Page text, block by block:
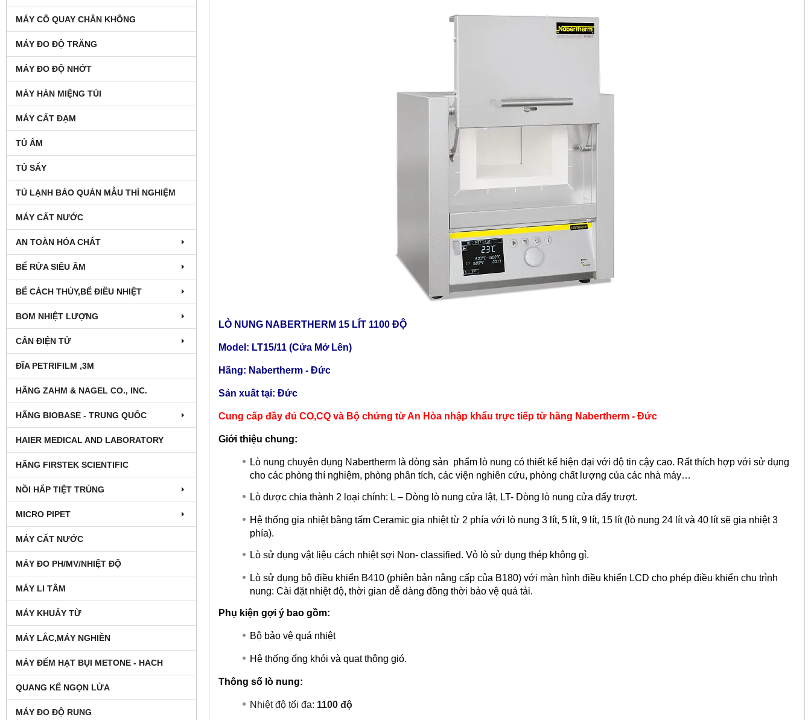
MÁY CÔ QUAY CHÂN KHÔNG
MÁY ĐO ĐỘ TRẮNG
MÁY ĐO ĐỘ NHỚT
MÁY HÀN MIỆNG TÚI
MÁY CẤT ĐẠM
TỦ ẤM
TỦ SẤY
TỦ LẠNH BẢO QUẢN MẪU THÍ NGHIỆM
MÁY CẤT NƯỚC
AN TOÀN HÓA CHẤT
BỂ RỬA SIÊU ÂM
BỂ CÁCH THỦY,BỂ ĐIỀU NHIỆT
BOM NHIỆT LƯỢNG
CÂN ĐIỆN TỬ
ĐĨA PETRIFILM ,3M
HÃNG ZAHM & NAGEL CO., INC.
HÃNG BIOBASE - TRUNG QUỐC
HAIER MEDICAL AND LABORATORY
HÃNG FIRSTEK SCIENTIFIC
NỒI HẤP TIỆT TRÙNG
MICRO PIPET
MÁY CẤT NƯỚC
MÁY ĐO PH/MV/NHIỆT ĐỘ
MÁY LI TÂM
MÁY KHUẤY TỪ
MÁY LẮC,MÁY NGHIỀN
MÁY ĐẾM HẠT BỤI METONE - HACH
QUANG KẾ NGỌN LỬA
MÁY ĐO ĐỘ RUNG
LÒ NUNG NABERTHERM 15 LÍT 1100 ĐỘ
Model: LT15/11 (Cửa Mở Lên)
Hãng: Nabertherm - Đức
Sản xuất tại: Đức
Cung cấp đầy đủ CO,CQ và Bộ chứng từ An Hòa nhập khẩu trực tiếp từ hãng Nabertherm - Đức
Giới thiệu chung:
Lò nung chuyên dụng Nabertherm là dòng sản phẩm lò nung có thiết kế hiện đại với độ tin cậy cao. Rất thích hợp với sử dụng
cho các phòng thí nghiệm, phòng phân tích, các viện nghiên cứu, phòng chất lượng của các nhà máy…
Lò được chia thành 2 loại chính: L – Dòng lò nung cửa lật, LT- Dòng lò nung cửa đẩy trượt.
Hệ thống gia nhiệt bằng tấm Ceramic gia nhiệt từ 2 phía với lò nung 3 lít, 5 lít, 9 lít, 15 lít (lò nung 24 lít và 40 lít sẽ gia nhiệt 3
phía).
Lò sử dụng vật liệu cách nhiệt sợi Non- classified. Vỏ lò sử dụng thép không gỉ.
Lò sử dụng bộ điều khiển B410 (phiên bản nâng cấp của B180) với màn hình điều khiển LCD cho phép điều khiển chu trình
nung: Cài đặt nhiệt độ, thời gian dễ dàng đồng thời bảo vệ quá tải.
Phụ kiện gợi ý bao gồm:
Bộ bảo vệ quá nhiệt
Hệ thống ống khói và quạt thông gió.
Thông số lò nung:
Nhiệt độ tối đa: 1100 độ